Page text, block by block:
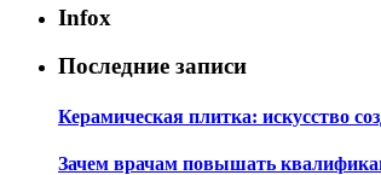
Infox
Последние записи
Керамическая плитка: искусство
Зачем врачам повышать